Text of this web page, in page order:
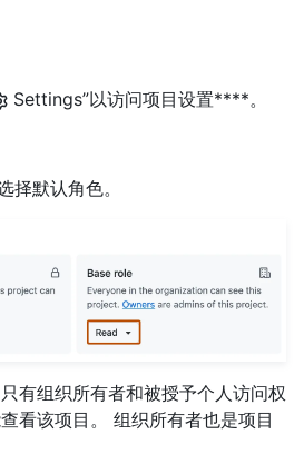
Settings”以访问项目设置****。
择默认角色。
有组织所有者和被授予个人访问权
看该项目。 组织所有者也是项目